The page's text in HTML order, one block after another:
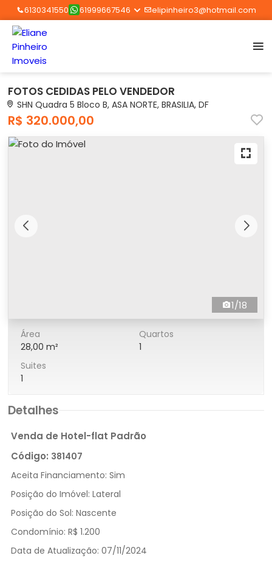
6130341550 61999667546 elipinheiro3@hotmail.com
FOTOS CEDIDAS PELO VENDEDOR
SHN Quadra 5 Bloco B, ASA NORTE, BRASILIA, DF
R$ 320.000,00
1/18
Área
28,00 m²
Quartos
1
Suites
1
Detalhes
Venda de Hotel-flat Padrão
Código: 381407
Aceita Financiamento: Sim
Posição do Imóvel: Lateral
Posição do Sol: Nascente
Condomínio: R$ 1.200
Data de Atualização: 07/11/2024